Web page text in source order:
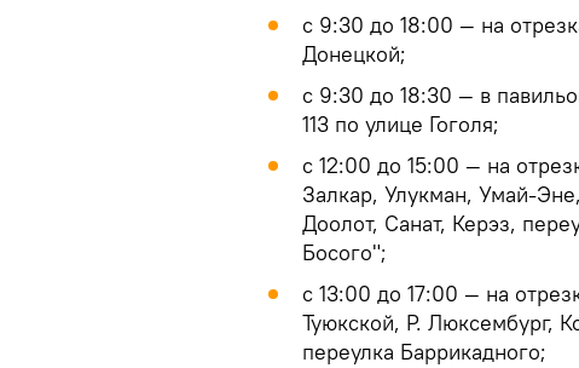
с 9:30 до 18:00 — на
Донецкой;
с 9:30 до 18:30 — в
113 по улице Гоголя;
с 12:00 до 15:00 — на
Залкар, Улукман, Умай-
Доолот, Санат, Керэз,
Босого";
с 13:00 до 17:00 — на
Туюкской, Р. Люксембург,
переулка Баррикадного;